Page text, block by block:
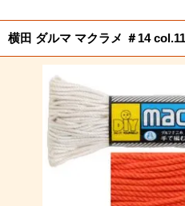
横田 ダルマ マクラメ ＃14 col.11